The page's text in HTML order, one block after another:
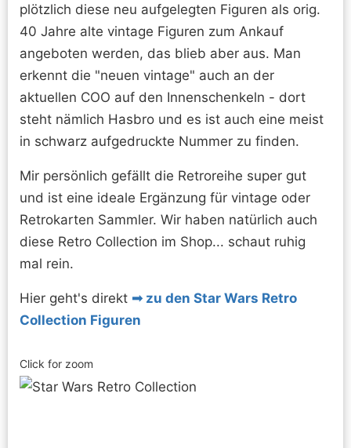
plötzlich diese neu aufgelegten Figuren als orig.
40 Jahre alte vintage Figuren zum Ankauf
angeboten werden, das blieb aber aus. Man
erkennt die "neuen vintage" auch an der
aktuellen COO auf den Innenschenkeln - dort
steht nämlich Hasbro und es ist auch eine meist
in schwarz aufgedruckte Nummer zu finden.
Mir persönlich gefällt die Retroreihe super gut
und ist eine ideale Ergänzung für vintage oder
Retrokarten Sammler. Wir haben natürlich auch
diese Retro Collection im Shop... schaut ruhig
mal rein.
Hier geht's direkt
zu den Star Wars Retro
Collection Figuren